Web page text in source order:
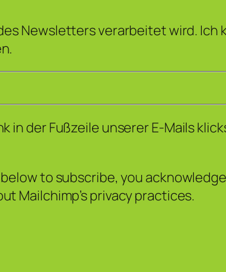
Newsletters verarbeitet wird. Ich
in der Fußzeile unserer E-Mails
to subscribe, you
Mailchimp’s privacy practices.